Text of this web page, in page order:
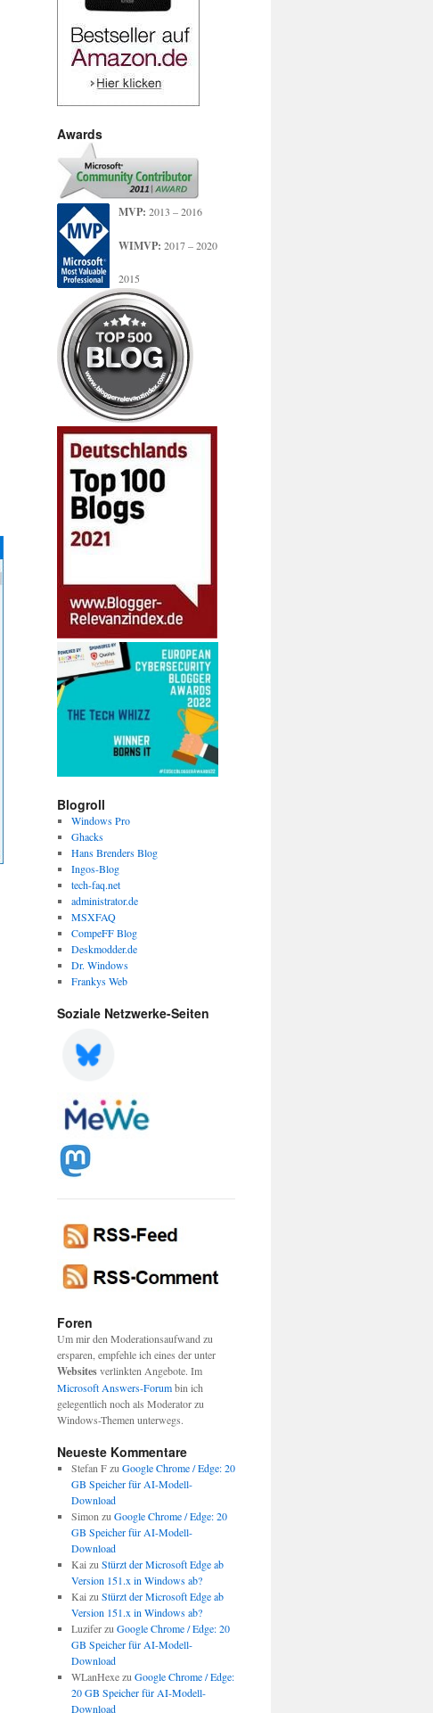
Awards
MVP: 2013 – 2016
WIMVP: 2017 – 2020
2015
Blogroll
Windows Pro
Ghacks
Hans Brenders Blog
Ingos-Blog
tech-faq.net
administrator.de
MSXFAQ
CompeFF Blog
Deskmodder.de
Dr. Windows
Frankys Web
Soziale Netzwerke-Seiten
Foren
Um mir den Moderationsaufwand zu
ersparen, empfehle ich eines der unter
Websitesverlinkten Angebote. Im
Microsoft Answers-Forumbin ich
gelegentlich noch als Moderator zu
Windows-Themen unterwegs.
Neueste Kommentare
Stefan Fzu Google Chrome / Edge: 20
GB Speicher für AI-Modell-
Download
Simon zu Google Chrome / Edge: 20
GB Speicher für AI-Modell-
Download
Kai zu Stürzt der Microsoft Edge ab
Version 151.x in Windows ab?
Kai zu Stürzt der Microsoft Edge ab
Version 151.x in Windows ab?
Luziferzu Google Chrome / Edge: 20
GB Speicher für AI-Modell-
Download
WLanHexezu Google Chrome / Edge:
20 GB Speicher für AI-Modell-
Download